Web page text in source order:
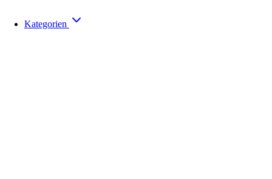
Kategorien